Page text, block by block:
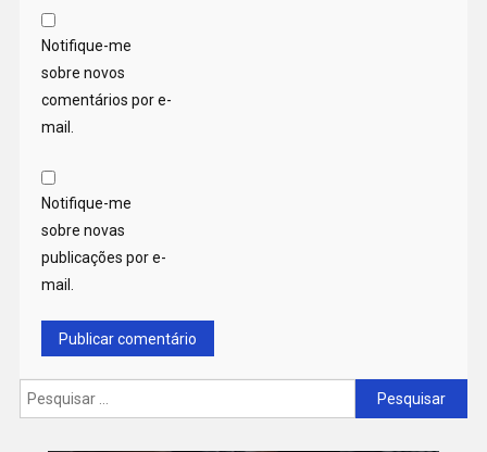
Notifique-me
sobre novos
comentários por e-
mail.
Notifique-me
sobre novas
publicações por e-
mail.
Pesquisar
por: